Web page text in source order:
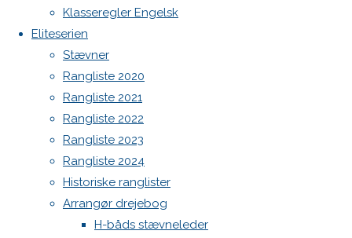
Klasseregler Engelsk
Eliteserien
Stævner
Rangliste 2020
Rangliste 2021
Rangliste 2022
Rangliste 2023
Rangliste 2024
Historiske ranglister
Arrangør drejebog
H-båds stævneleder
Next
image
Skriv
et
svar
WordPress.org